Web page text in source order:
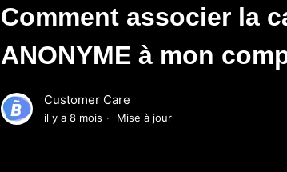
Comment associer la
ANONYME à mon
Customer Care
il y a 8 mois Mise à jour